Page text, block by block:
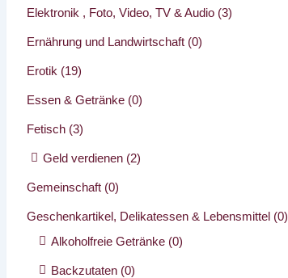
Elektronik , Foto, Video, TV & Audio (3)
Ernährung und Landwirtschaft (0)
Erotik (19)
Essen & Getränke (0)
Fetisch (3)
Geld verdienen (2)
Gemeinschaft (0)
Geschenkartikel, Delikatessen & Lebensmittel (0)
Alkoholfreie Getränke (0)
Backzutaten (0)